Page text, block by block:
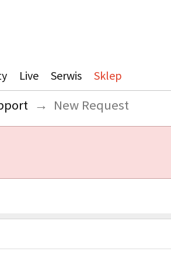
Live Serwis Sklep
→ New Request